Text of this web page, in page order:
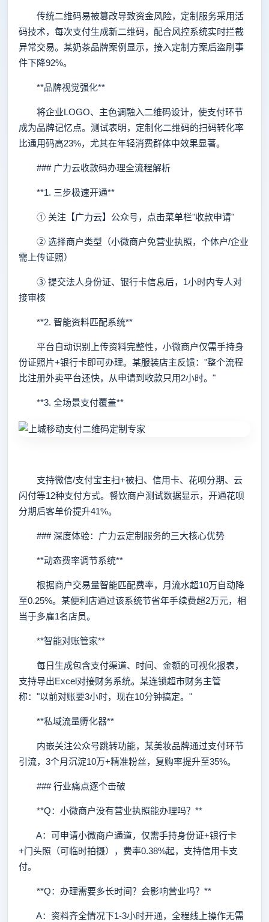
传统二维码易被篡改导致资金风险，定制服务采用活
码技术，每次支付生成新二维码，配合风控系统实时拦截
异常交易。某奶茶品牌案例显示，接入定制方案后盗刷事
件下降92%。
**品牌视觉强化**
将企业LOGO、主色调融入二维码设计，使支付环节
成为品牌记忆点。测试表明，定制化二维码的扫码转化率
比通用码高23%，尤其在年轻消费群体中效果显著。
### 广力云收款码办理全流程解析
**1. 三步极速开通**
① 关注【广力云】公众号，点击菜单栏"收款申请"
② 选择商户类型（小微商户免营业执照，个体户/企业
需上传证照）
③ 提交法人身份证、银行卡信息后，1小时内专人对
接审核
**2. 智能资料匹配系统**
平台自动识别上传资料完整性，小微商户仅需手持身
份证照片+银行卡即可办理。某服装店主反馈："整个流程
比注册外卖平台还快，从申请到收款只用2小时。"
**3. 全场景支付覆盖**
支持微信/支付宝主扫+被扫、信用卡、花呗分期、云
闪付等12种支付方式。餐饮商户测试数据显示，开通花呗
分期后客单价提升41%。
### 深度体验：广力云定制服务的三大核心优势
**动态费率调节系统**
根据商户交易量智能匹配费率，月流水超10万自动降
至0.25%。某便利店通过该系统节省年手续费超2万元，相
当于多雇1名店员。
**智能对账管家**
每日生成包含支付渠道、时间、金额的可视化报表，
支持导出Excel对接财务系统。某连锁超市财务主管
称："以前对账要3小时，现在10分钟搞定。"
**私域流量孵化器**
内嵌关注公众号跳转功能，某美妆品牌通过支付环节
引流，3个月沉淀10万+精准粉丝，复购率提升至35%。
### 行业痛点逐个击破
**Q：小微商户没有营业执照能办理吗？**
A：可申请小微商户通道，仅需手持身份证+银行卡
+门头照（可临时拍摄），费率0.38%起，支持信用卡支
付。
**Q：办理需要多长时间？会影响营业吗？**
A：资料齐全情况下1-3小时开通，全程线上操作无需